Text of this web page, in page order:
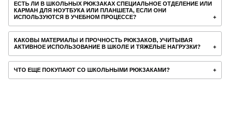
ЕСТЬ ЛИ В ШКОЛЬНЫХ РЮКЗАКАХ СПЕЦИАЛЬНОЕ ОТДЕЛЕНИЕ ИЛИ
КАРМАН ДЛЯ НОУТБУКА ИЛИ ПЛАНШЕТА, ЕСЛИ ОНИ
ИСПОЛЬЗУЮТСЯ В УЧЕБНОМ ПРОЦЕССЕ?
КАКОВЫ МАТЕРИАЛЫ И ПРОЧНОСТЬ РЮКЗАКОВ, УЧИТЫВАЯ
АКТИВНОЕ ИСПОЛЬЗОВАНИЕ В ШКОЛЕ И ТЯЖЕЛЫЕ НАГРУЗКИ?
ЧТО ЕЩЕ ПОКУПАЮТ СО ШКОЛЬНЫМИ РЮКЗАКАМИ?